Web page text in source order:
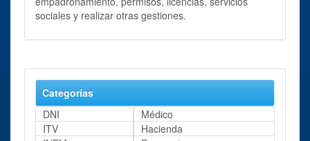
sociales y realizar otras gestiones.
Categorías
DNI
Médico
ITV
Hacienda